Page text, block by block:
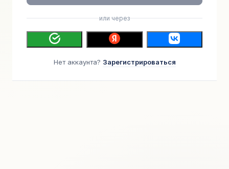
или через
Нет аккаунта? Зарегистрироваться